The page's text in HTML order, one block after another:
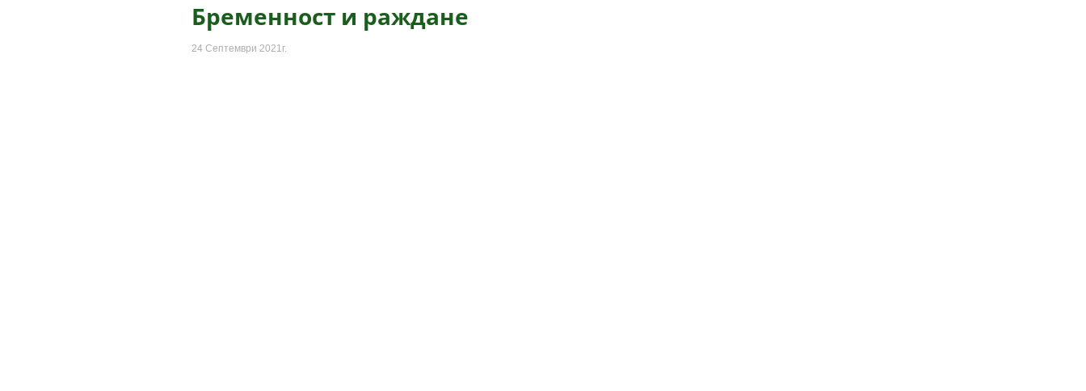
Бременност и раждане
24 Септември 2021г.